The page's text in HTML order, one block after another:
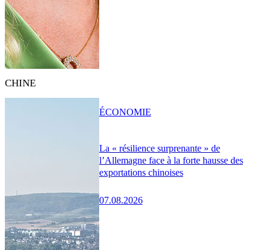
CHINE
La « résilience surprenante » de
l’Allemagne face à la forte hausse des
exportations chinoises
07.08.2026
ÉCONOMIE